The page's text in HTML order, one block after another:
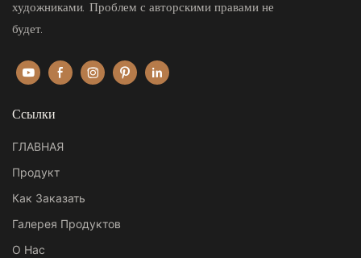
художниками. Проблем с авторскими правами не
будет.
Ссылки
ГЛАВНАЯ
Продукт
Как Заказать
Галерея Продуктов
О Нас